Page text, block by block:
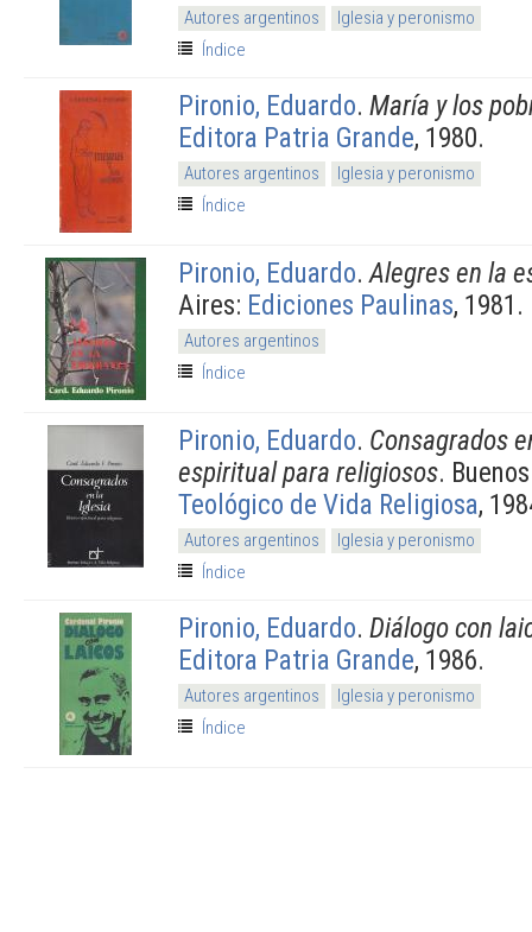
Autores argentinos
Iglesia y peronismo
Índice
Pironio, Eduardo. María y los
Editora Patria Grande, 1980.
Autores argentinos
Iglesia y peronismo
Índice
Pironio, Eduardo. Alegres en la
Aires: Ediciones Paulinas, 1981.
Autores argentinos
Índice
Pironio, Eduardo. Consagrados
espiritual para religiosos.
Teológico de Vida Religiosa,
Autores argentinos
Iglesia y peronismo
Índice
Pironio, Eduardo. Diálogo con
Editora Patria Grande, 1986.
Autores argentinos
Iglesia y peronismo
Índice